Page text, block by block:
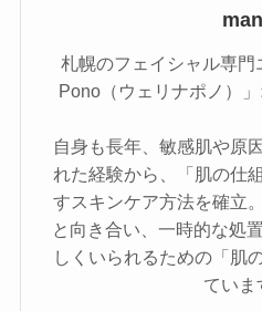
札幌のフェイシャル専
Pono（ウェリナポノ）」
自身も長年、敏感肌や原
れた経験から、「肌の仕
すスキンケア方法を確立
と向き合い、一時的な処
しくいられるための「肌
ていま